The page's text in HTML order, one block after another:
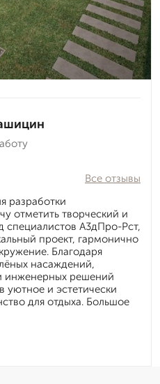
Все отзывы
разработки
отметить творческий и
специалистов А3дПро-Рст,
проект, гармонично
Благодаря
насаждений,
инженерных решений
уютное и эстетически
для отдыха. Большое